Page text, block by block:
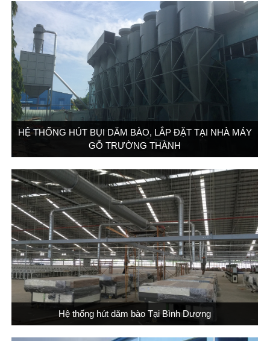
HỆ THỐNG HÚT BỤI DĂM BÀO, LẮP ĐẶT TẠI NHÀ MÁY
GỖ TRƯỜNG THÀNH
Hệ thống hút dăm bào Tại Bình Dương